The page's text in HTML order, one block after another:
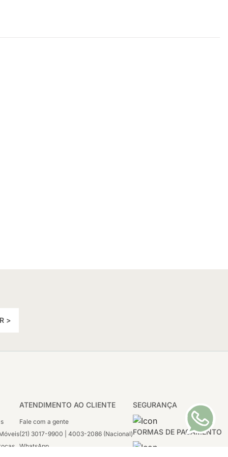
>
SEGURANÇA
FORMAS DE PAGAMENTO
ATENDIMENTO AO CLIENTE
Fale com a gente
(21) 3017-9900 | 4003-2086 (Nacional)
WhatsApp